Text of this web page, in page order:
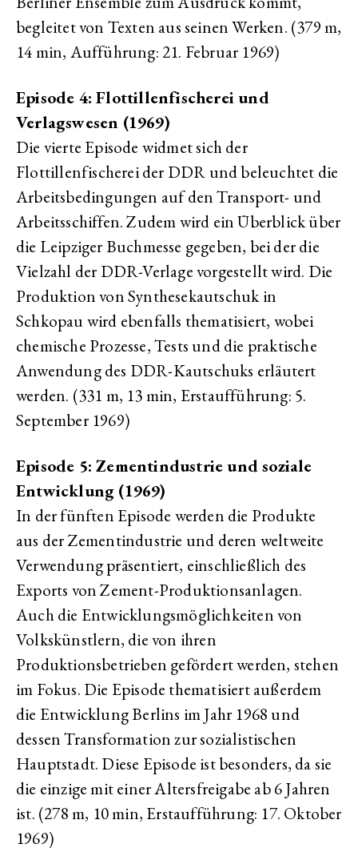
begleitet von Texten aus seinen Werken. (379 m,
14 min, Aufführung: 21. Februar 1969)
Episode 4: Flottillenfischerei und
Verlagswesen (1969)
Die vierte Episode widmet sich der
Flottillenfischerei der DDR und beleuchtet die
Arbeitsbedingungen auf den Transport- und
Arbeitsschiffen. Zudem wird ein Überblick über
die Leipziger Buchmesse gegeben, bei der die
Vielzahl der DDR-Verlage vorgestellt wird. Die
Produktion von Synthesekautschuk in
Schkopau wird ebenfalls thematisiert, wobei
chemische Prozesse, Tests und die praktische
Anwendung des DDR-Kautschuks erläutert
werden. (331 m, 13 min, Erstaufführung: 5.
September 1969)
Episode 5: Zementindustrie und soziale
Entwicklung (1969)
In der fünften Episode werden die Produkte
aus der Zementindustrie und deren weltweite
Verwendung präsentiert, einschließlich des
Exports von Zement-Produktionsanlagen.
Auch die Entwicklungsmöglichkeiten von
Volkskünstlern, die von ihren
Produktionsbetrieben gefördert werden, stehen
im Fokus. Die Episode thematisiert außerdem
die Entwicklung Berlins im Jahr 1968 und
dessen Transformation zur sozialistischen
Hauptstadt. Diese Episode ist besonders, da sie
die einzige mit einer Altersfreigabe ab 6 Jahren
ist. (278 m, 10 min, Erstaufführung: 17. Oktober
1969)